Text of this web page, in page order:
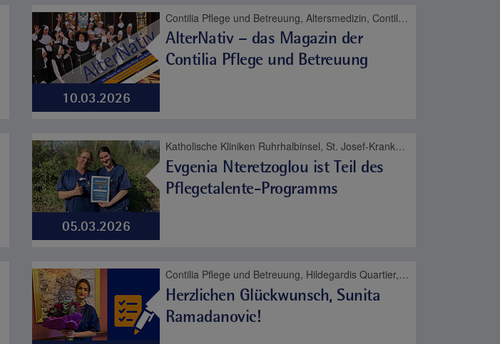
10.03.2026
Contilia Pflege und Betreuung, Altersmedizin, Contilia, Karriere, Pflege
AlterNativ – das Magazin der
Contilia Pflege und Betreuung
05.03.2026
Katholische Kliniken Ruhrhalbinsel, St. Josef-Krankenhaus Kupferdreh, Contilia, Karriere, Pflege
Evgenia Nteretzoglou ist Teil des
Pflegetalente-Programms
Contilia Pflege und Betreuung, Hildegardis Quartier, Contilia, Pflege
Herzlichen Glückwunsch, Sunita
Ramadanovic!